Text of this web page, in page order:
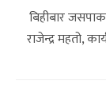
बिहीबार
राजेन्द्र महतो,